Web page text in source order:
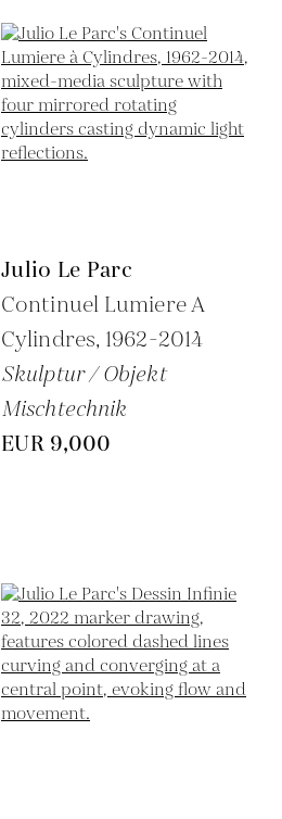
Julio Le Parc
Continuel Lumiere A
Cylindres, 1962-2014
Skulptur / Objekt
Mischtechnik
EUR 9,000